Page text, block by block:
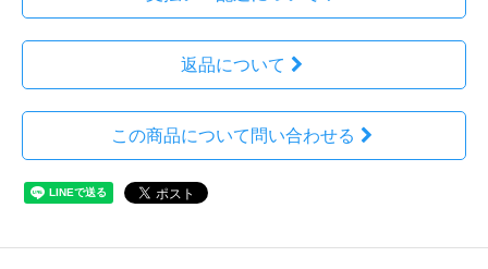
返品について
この商品について問い合わせる